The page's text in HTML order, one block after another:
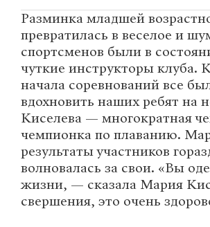
Разминка младшей
превратилась в веселое и
спортсменов были в
чуткие инструкторы клуба.
начала соревнований все
вдохновить наших ребят на
Киселева — многократная
чемпионка по плаванию.
результаты участников
волновалась за свои. «Вы
жизни, — сказала Мария
свершения, это очень